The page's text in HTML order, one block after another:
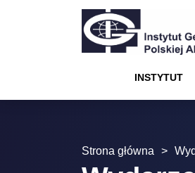
Instytut
Wydarzenia
Nauka
Oferta
Kariera
Projekty
Kontakt
INSTYTUT
Strona główna >